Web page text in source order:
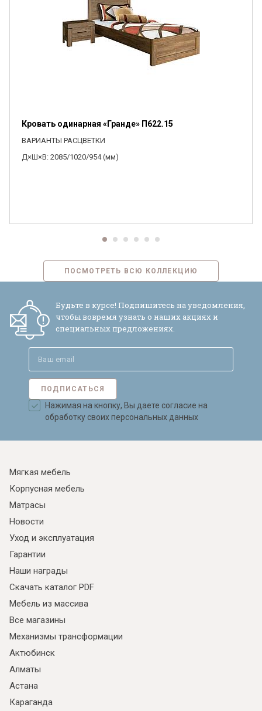
Кровать одинарная «Гранде» П622.15
ВАРИАНТЫ РАСЦВЕТКИ
Д×Ш×В: 2085/1020/954 (мм)
ПОСМОТРЕТЬ ВСЮ КОЛЛЕКЦИЮ
Будьте в курсе! Подпишитесь на уведомления,
чтобы вовремя узнать о наших акциях и
специальных предложениях.
ПОДПИСАТЬСЯ
Нажимая на кнопку, Вы даете согласие на
обработку своих персональных данных
Мягкая мебель
Корпусная мебель
Матрасы
Новости
Уход и эксплуатация
Гарантии
Наши награды
Скачать каталог PDF
Мебель из массива
Все магазины
Механизмы трансформации
Актюбинск
Алматы
Астана
Караганда